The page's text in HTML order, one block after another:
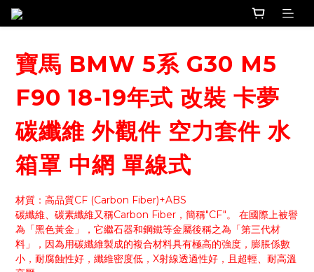
寶馬 BMW 5系 G30 M5
F90 18-19年式 改裝 卡夢
碳纖維 外觀件 空力套件 水
箱罩 中網 單線式
材質：高品質CF (Carbon Fiber)+ABS
碳纖維、碳素纖維又稱Carbon Fiber，簡稱"CF"。 在國際上被譽
為「黑色黃金」，它繼石器和鋼鐵等金屬後稱之為「第三代材
料」，因為用碳纖維製成的複合材料具有極高的強度，膨脹係數
小，耐腐蝕性好，纖維密度低，X射線透過性好，且超輕、耐高溫